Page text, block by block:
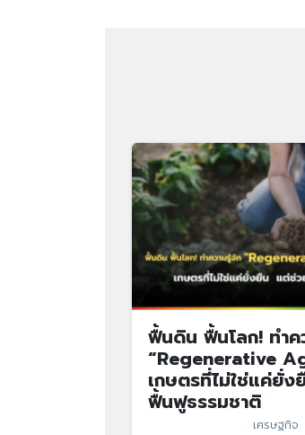
ฟื้นดิน ฟื้นโลก! ทำค
“Regenerative
เกษตรที่ไม่ใช่แค่ยั่
ฟื้นฟูธรรมชาติ
เศรษฐกิจ